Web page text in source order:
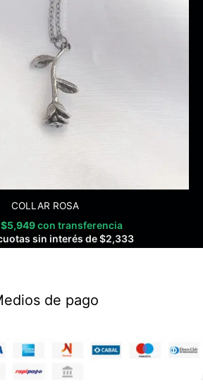
COLLAR ROSA
$5,949 con transferencia
sin interés de$2,333
de pago